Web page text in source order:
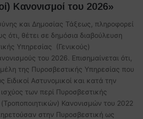
Κανονισμοί του 2026»
και Δημοσίας Τάξεως, πληροφορεί
ότι, θέτει σε δημόσια διαβούλευση
Υπηρεσίας (Γενικούς)
του 2026. Επισημαίνεται ότι,
της Πυροσβεστικής Υπηρεσίας που
Ειδικοί Αστυνομικοί και κατά την
των περί Πυροσβεστικής
Κανονισμών του 2022
στην Πυροσβεστική ως